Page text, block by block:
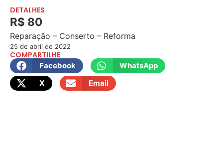
DETALHES
R$ 80
Reparação – Conserto – Reforma
25 de abril de 2022
COMPARTILHE
Facebook
WhatsApp
X
Email